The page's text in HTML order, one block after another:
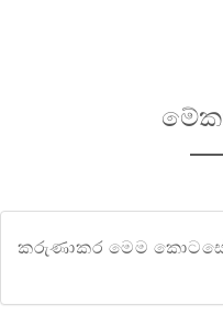
කරුණාකර මෙම